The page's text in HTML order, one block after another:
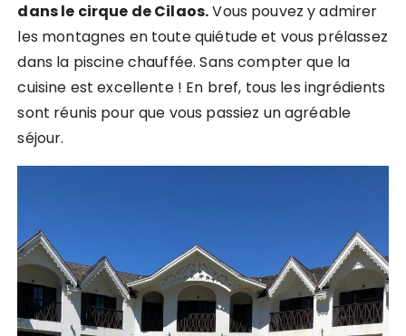
dans le cirque de Cilaos.Vous pouvez y admirer
les montagnes en toute quiétude et vous prélassez
dans la piscine chauffée. Sans compter que la
cuisine est excellente ! En bref, tous les ingrédients
sont réunis pour que vous passiez un agréable
séjour.